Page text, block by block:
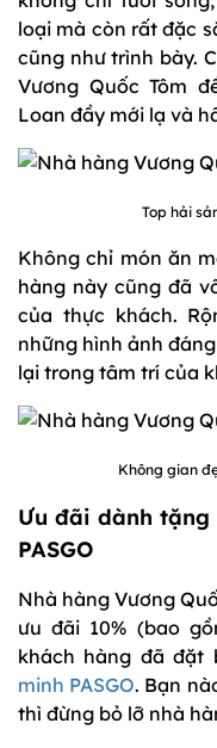
loại mà còn rất đặc
cũng như trình bày.
Vương Quốc Tôm
Loan đầy mới lạ và
Top hải
Không chỉ món ăn
hàng này cũng đã
của thực khách.
những hình ảnh
lại trong tâm trí của
Không gian
Ưu đãi dành
PASGO
Nhà hàng Vương
ưu đãi 10% (bao
khách hàng đã đặt
minh PASGO. Bạn
thì đừng bỏ lỡ nhà